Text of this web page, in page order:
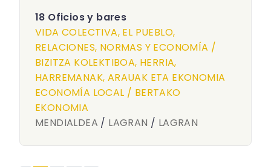
18 Oficios y bares
VIDA COLECTIVA, EL PUEBLO,
RELACIONES, NORMAS Y ECONOMÍA /
BIZITZA KOLEKTIBOA, HERRIA,
HARREMANAK, ARAUAK ETA EKONOMIA
ECONOMÍA LOCAL / BERTAKO
EKONOMIA
MENDIALDEA / LAGRAN / LAGRAN